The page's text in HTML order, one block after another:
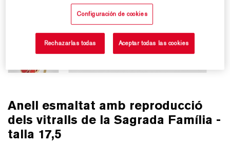
Anell esmaltat amb reproducció
dels vitralls de la Sagrada Família -
talla 17,5
Configuración de cookies
Rechazarlas todas Aceptar todas las cookies